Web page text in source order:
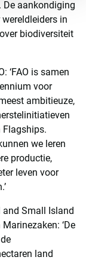
De aankondiging
in
biodiversiteit
‘FAO is samen
voor
ambitieuze,
Flagships.
we leren
productie,
leven voor
Small Island
‘De
land